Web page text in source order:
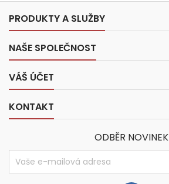
PRODUKTY A SLUŽBY
NAŠE SPOLEČNOST
VÁŠ ÚČET
KONTAKT
ODBĚR NOVINEK